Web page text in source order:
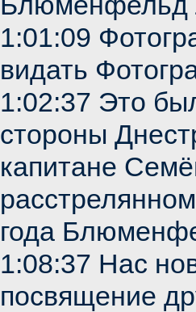
1:01:09
видать
1:02:37 Это
стороны
капитане
года
1:08:37 Нас
посвящение